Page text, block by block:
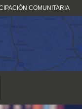
COMUNITARIA